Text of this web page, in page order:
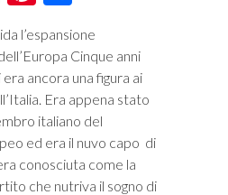
l’espansione
Cinque anni
ancora una figura ai
Era appena stato
italiano del
ed era il nuvo capo di
conosciuta come la
che nutriva il sogno di